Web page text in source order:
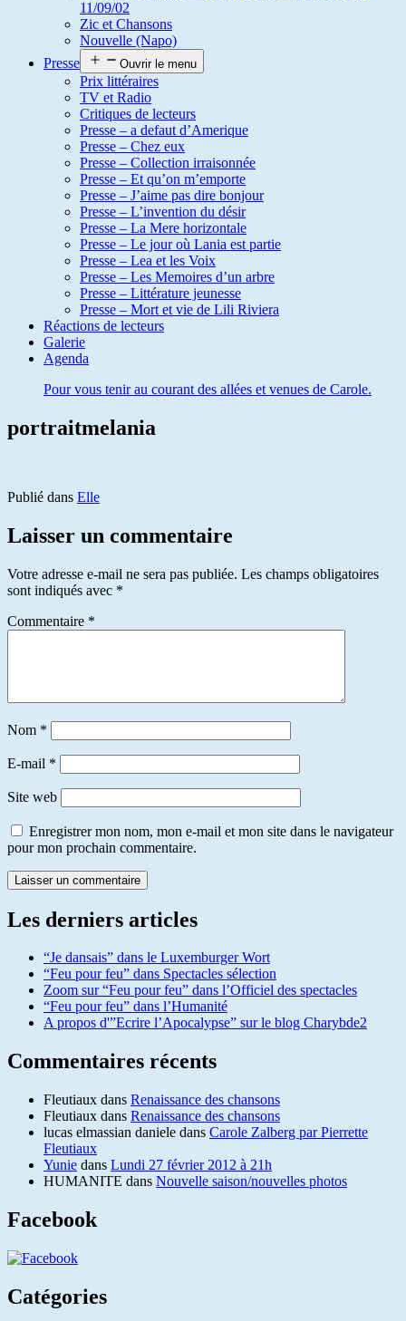
11/09/02
Zic et Chansons
Nouvelle (Napo)
Presse
Ouvrir le menu
Prix littéraires
TV et Radio
Critiques de lecteurs
Presse – a defaut d’Amerique
Presse – Chez eux
Presse – Collection irraisonnée
Presse – Et qu’on m’emporte
Presse – J’aime pas dire bonjour
Presse – L’invention du désir
Presse – La Mere horizontale
Presse – Le jour où Lania est partie
Presse – Lea et les Voix
Presse – Les Memoires d’un arbre
Presse – Littérature jeunesse
Presse – Mort et vie de Lili Riviera
Réactions de lecteurs
Galerie
Agenda
Pour vous tenir au courant des allées et venues de Carole.
portraitmelania
Publié dans Elle
Laisser un commentaire
Votre adresse e-mail ne sera pas publiée. Les champs obligatoires
sont indiqués avec *
Commentaire *
Nom *
E-mail *
Site web
Enregistrer mon nom, mon e-mail et mon site dans le navigateur
pour mon prochain commentaire.
Les derniers articles
“Je dansais” dans le Luxemburger Wort
“Feu pour feu” dans Spectacles sélection
Zoom sur “Feu pour feu” dans l’Officiel des spectacles
“Feu pour feu” dans l’Humanité
A propos d'”Ecrire l’Apocalypse” sur le blog Charybde2
Commentaires récents
Fleutiaux dans Renaissance des chansons
Fleutiaux dans Renaissance des chansons
lucas elmassian daniele dans Carole Zalberg par Pierrette
Fleutiaux
Yunie dans Lundi 27 février 2012 à 21h
HUMANITE dans Nouvelle saison/nouvelles photos
Facebook
Catégories